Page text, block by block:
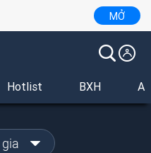
MỞ
Hotlist BXH